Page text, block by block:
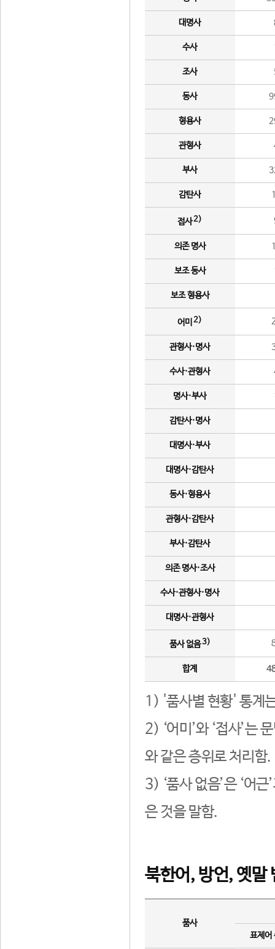
대명사
수사
조사
동사
형용사
관형사
부사
감탄사
접사2)
의존 명사
보조 동사
보조 형용사
어미 2)
관형사·명사
수사·관형사
명사·부사
감탄사·명사
대명사·부사
대명사·감탄사
동사·형용사
관형사·감탄사
부사·감탄사
의존 명사·조사
수사·관형사·명사
대명사·관형사
품사 없음3)
합계
1) '품사별 현황' 통계
2) ‘어미’와 ‘접사’는
와 같은 층위로 처리함.
3) ‘품사 없음’은 ‘어
은 것을 말함.
북한어, 방언, 옛말
품사
표제어